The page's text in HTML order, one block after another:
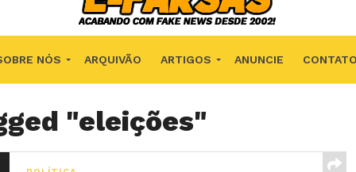
NÓS ARQUIVÃO ARTIGOS ANUNCIE CONTATO
"eleições"